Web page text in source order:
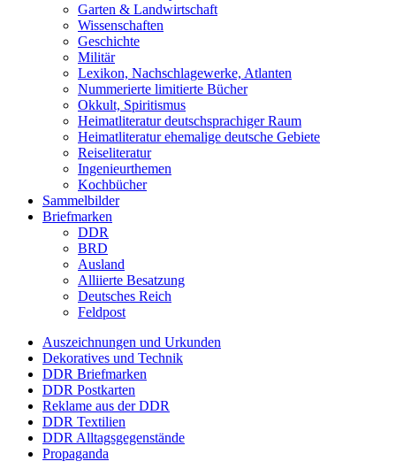
Garten & Landwirtschaft
Wissenschaften
Geschichte
Militär
Lexikon, Nachschlagewerke, Atlanten
Nummerierte limitierte Bücher
Okkult, Spiritismus
Heimatliteratur deutschsprachiger Raum
Heimatliteratur ehemalige deutsche Gebiete
Reiseliteratur
Ingenieurthemen
Kochbücher
Sammelbilder
Briefmarken
DDR
BRD
Ausland
Alliierte Besatzung
Deutsches Reich
Feldpost
Auszeichnungen und Urkunden
Dekoratives und Technik
DDR Briefmarken
DDR Postkarten
Reklame aus der DDR
DDR Textilien
DDR Alltagsgegenstände
Propaganda